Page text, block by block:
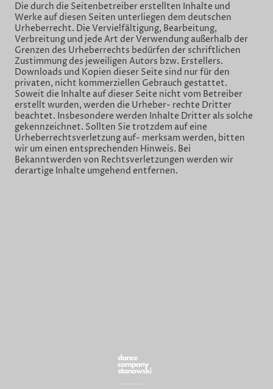
Die durch die Seitenbetreiber erstellten Inhalte und
Werke auf diesen Seiten unterliegen dem deutschen
Urheberrecht. Die Vervielfältigung, Bearbeitung,
Verbreitung und jede Art der Verwendung außerhalb der
Grenzen des Urheberrechts bedürfen der schriftlichen
Zustimmung des jeweiligen Autors bzw. Erstellers.
Downloads und Kopien dieser Seite sind nur für den
privaten, nicht kommerziellen Gebrauch gestattet.
Soweit die Inhalte auf dieser Seite nicht vom Betreiber
erstellt wurden, werden die Urheber- rechte Dritter
beachtet. Insbesondere werden Inhalte Dritter als solche
gekennzeichnet. Sollten Sie trotzdem auf eine
Urheberrechtsverletzung auf- merksam werden, bitten
wir um einen entsprechenden Hinweis. Bei
Bekanntwerden von Rechtsverletzungen werden wir
derartige Inhalte umgehend entfernen.